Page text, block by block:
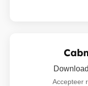
Accepteer